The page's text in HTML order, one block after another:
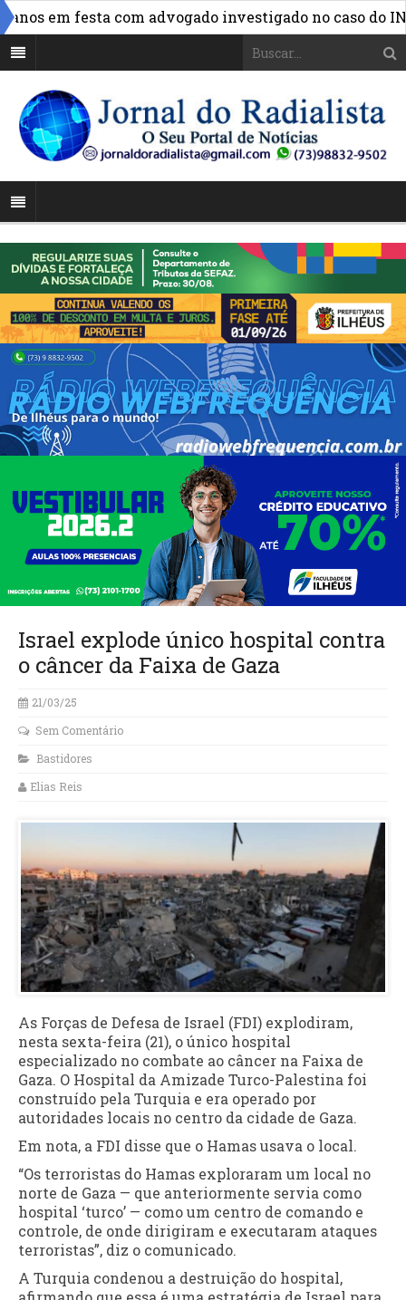
festa com advogado investigado no caso do INSS »
Israel explode único hospital contra
o câncer da Faixa de Gaza
21/03/25
Sem Comentário
Bastidores
Elias Reis
As Forças de Defesa de Israel (FDI) explodiram,
nesta sexta-feira (21), o único hospital
especializado no combate ao câncer na Faixa de
Gaza. O Hospital da Amizade Turco-Palestina foi
construído pela Turquia e era operado por
autoridades locais no centro da cidade de Gaza.
Em nota, a FDI disse que o Hamas usava o local.
“Os terroristas do Hamas exploraram um local no
norte de Gaza — que anteriormente servia como
hospital ‘turco’ — como um centro de comando e
controle, de onde dirigiram e executaram ataques
terroristas”, diz o comunicado.
A Turquia condenou a destruição do hospital,